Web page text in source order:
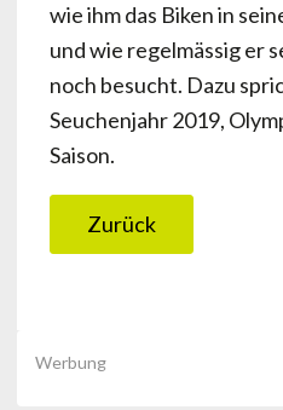
wie ihm das Biken in
und wie regelmässig er
noch besucht. Dazu
Seuchenjahr 2019,
Saison.
Zurück
Werbung